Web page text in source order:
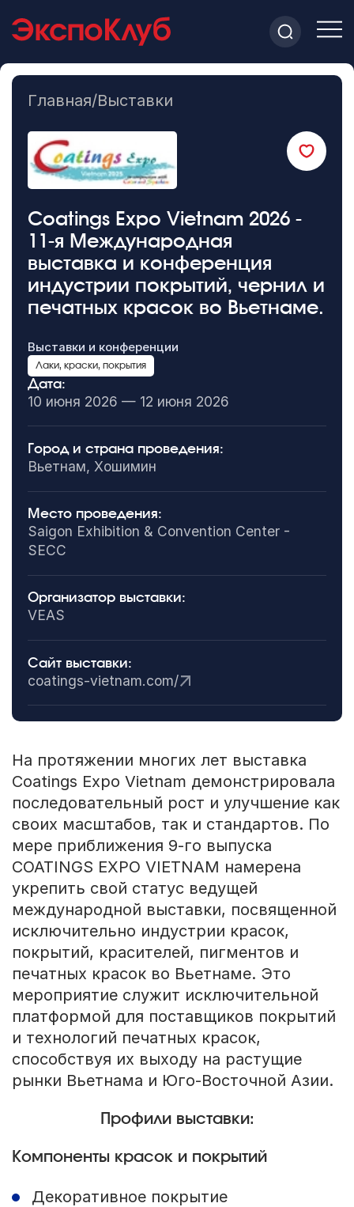
Главная/Выставки
Coatings Expo Vietnam 2026 -
11-я Международная
выставка и конференция
индустрии покрытий, чернил и
печатных красок во Вьетнаме.
Выставки и конференции
Лаки, краски, покрытия
Дата:
10 июня 2026 — 12 июня 2026
Город и страна проведения:
Вьетнам, Хошимин
Место проведения:
Saigon Exhibition & Convention Center -
SECC
Организатор выставки:
VEAS
Сайт выставки:
coatings-vietnam.com/
На протяжении многих лет выставка
Coatings Expo Vietnam демонстрировала
последовательный рост и улучшение как
своих масштабов, так и стандартов. По
мере приближения 9-го выпуска
COATINGS EXPO VIETNAM намерена
укрепить свой статус ведущей
международной выставки, посвященной
исключительно индустрии красок,
покрытий, красителей, пигментов и
печатных красок во Вьетнаме. Это
мероприятие служит исключительной
платформой для поставщиков покрытий
и технологий печатных красок,
способствуя их выходу на растущие
рынки Вьетнама и Юго-Восточной Азии.
Профили выставки:
Компоненты красок и покрытий
Декоративное покрытие